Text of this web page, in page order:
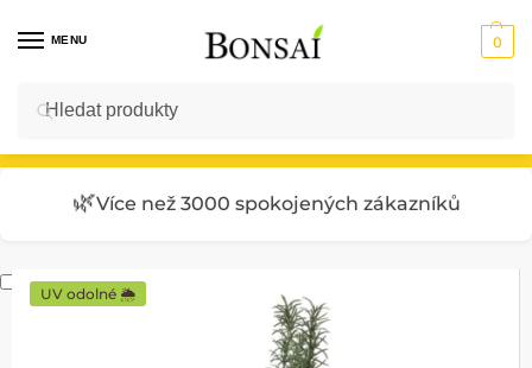
MENU 0
Vstup do E-SHOPU
🌿Více než 3000 spokojených zákazníků
UV odolné 🌦️